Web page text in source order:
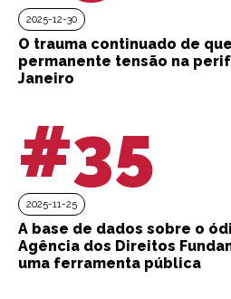
2025-12-30
O trauma continuado de
permanente tensão na
Janeiro
#35
2025-11-25
A base de dados sobre o
Agência dos Direitos
uma ferramenta pública